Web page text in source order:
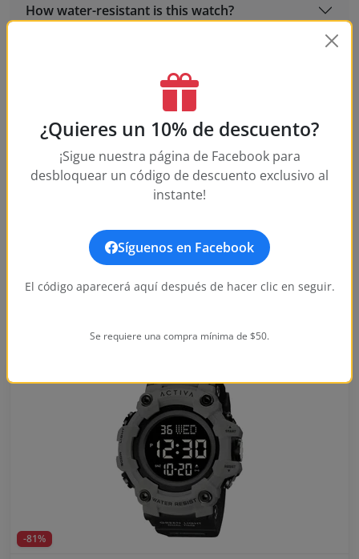
How water-resistant is this watch?
What size is this watch?
Customer Reviews
No reviews yet. Be the first to write one!
-81%
¿Quieres un 10% de descuento?
¡Sigue nuestra página de Facebook para
desbloquear un código de descuento exclusivo al
instante!
Síguenos en Facebook
El código aparecerá aquí después de hacer clic en seguir.
Se requiere una compra mínima de $50.